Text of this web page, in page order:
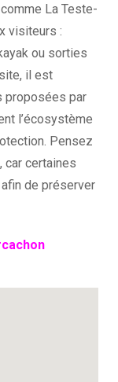
La Teste-
visiteurs :
ou sorties
il est
proposées par
l’écosystème
Pensez
certaines
de préserver